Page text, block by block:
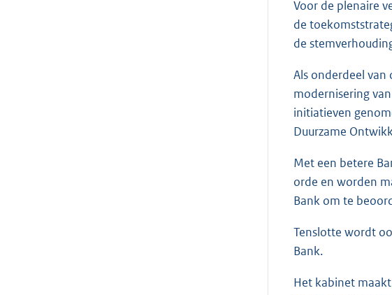
Voor de plenaire
de
de
Als onderdeel
modernisering
initiatieven
Duurzame
Met een betere
orde en worden
Bank om te
Tenslotte wordt
Bank.
Het kabinet